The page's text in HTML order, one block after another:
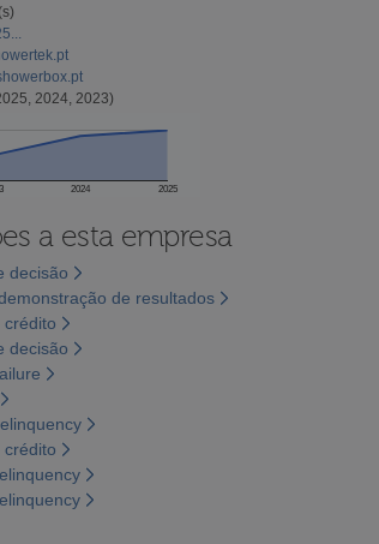
2024, 2023)
2024 2025
a esta empresa
decisão
de resultados
crédito
decisão
crédito